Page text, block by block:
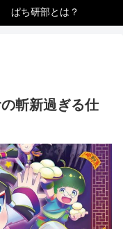
ぱち研部とは？
斬新過ぎる仕